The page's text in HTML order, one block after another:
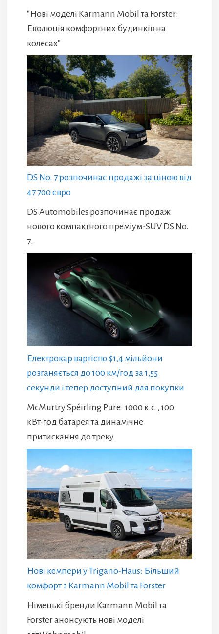
"Нові моделі Karmann Mobil та Forster:
Еволюція комфортних будинків на
колесах"
DS No. 7 розпочинає продажі за ціною від
47 700 євро
DS Automobiles розпочинає продаж
нового компактного преміум-SUV DS No.
7.
Електрокар вартістю $1,4 мільйони
розганяється до 100 км/год за 1,55
секунди і тепер доступний для покупки
McMurtry Spéirling Pure: 1000 к.с., 100
кВт·год батарея та динамічне
притискання до треку.
Нові кемпери у Trigano-Haus: Більший
комфорт з Karmann Mobil та Forster
Німецькі бренди Karmann Mobil та
Forster анонсують нові моделі